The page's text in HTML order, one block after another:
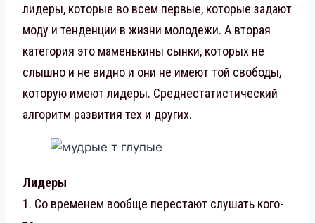
лидеры, которые во всем первые, которые задают
моду и тенденции в жизни молодежи. А вторая
категория это маменькины сынки, которых не
слышно и не видно и они не имеют той свободы,
которую имеют лидеры. Среднестатистический
алгоритм развития тех и других.
Лидеры
1. Со временем вообще перестают слушать кого-